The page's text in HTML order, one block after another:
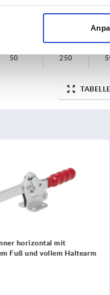
50 250
50 250
vertikal mit Winkelfuß
Haltearm